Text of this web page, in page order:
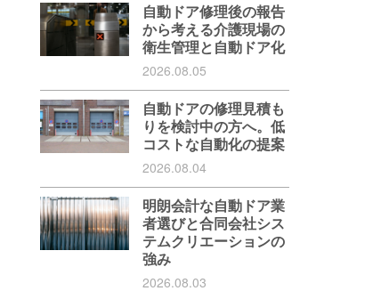
自動ドア修理後の報告
から考える介護現場の
衛生管理と自動ドア化
2026.08.05
自動ドアの修理見積も
りを検討中の方へ。低
コストな自動化の提案
2026.08.04
明朗会計な自動ドア業
者選びと合同会社シス
テムクリエーションの
強み
2026.08.03